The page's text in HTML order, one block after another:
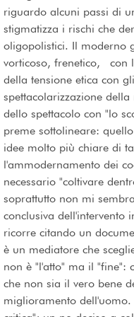
riguardo alcuni passi di
stigmatizza i rischi che
oligopolistici. Il moderno
vorticoso, frenetico, con
della tensione etica con
spettacolarizzazione
dello spettacolo con "lo
preme sottolineare:
idee molto più chiare di
l'ammodernamento dei
necessario "coltivare
soprattutto non mi
conclusiva dell'intervento
ricorre citando un
è un mediatore che
non è "l'atto" ma il "fine":
che non sia il vero bene
miglioramento